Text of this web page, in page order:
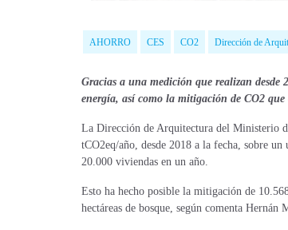
AHORRO CES CO2 Dirección de
Gracias a una medición que realizan desde
energía, así como la mitigación de CO2
La Dirección de Arquitectura del Ministerio
tCO2eq/año, desde 2018 a la fecha, sobre
20.000 viviendas en un año.
Esto ha hecho posible la mitigación de
hectáreas de bosque, según comenta Hernán